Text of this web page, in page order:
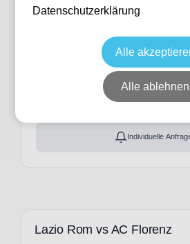
Tribuna Tevere
15:00
10 verfügbar
Italien
Olympiastadion
Ticket(s) + Hotel
Individuelle
Lazio Rom vs AC Florenz
Datenschutzerklärung
Alle
Alle ablehnen